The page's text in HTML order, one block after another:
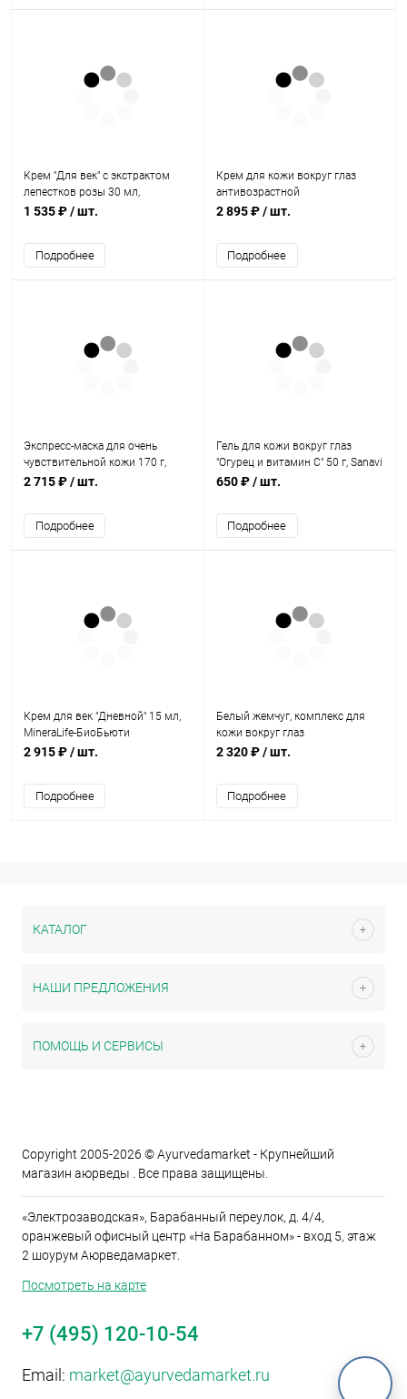
Крем "Для век" с экстрактом
лепестков розы 30 мл,
БиоБьюти
1 535 ₽/ шт.
Подробнее
Крем для кожи вокруг глаз
антивозрастной
омолаживающий Bxl Cellular 15
2 895 ₽/ шт.
Подробнее
Экспресс-маска для очень
чувствительной кожи 170 г,
БиоБьюти-Элит
2 715 ₽/ шт.
Подробнее
Гель для кожи вокруг глаз
"Огурец и витамин С" 50 г, Sanavi
650 ₽/ шт.
Подробнее
Крем для век "Дневной" 15 мл,
MineraLife-БиоБьюти
2 915 ₽/ шт.
Подробнее
Белый жемчуг, комплекс для
кожи вокруг глаз
2 320 ₽/ шт.
Подробнее
КАТАЛОГ
НАШИ ПРЕДЛОЖЕНИЯ
ПОМОЩЬ И СЕРВИСЫ
Copyright 2005-2026 © Ayurvedamarket - Крупнейший
магазин аюрведы . Все права защищены.
«Электрозаводская», Барабанный переулок, д. 4/4,
оранжевый офисный центр «На Барабанном» - вход 5, этаж
2 шоурум Аюрведамаркет.
Посмотреть на карте
+7 (495) 120-10-54
Email: market@ayurvedamarket.ru